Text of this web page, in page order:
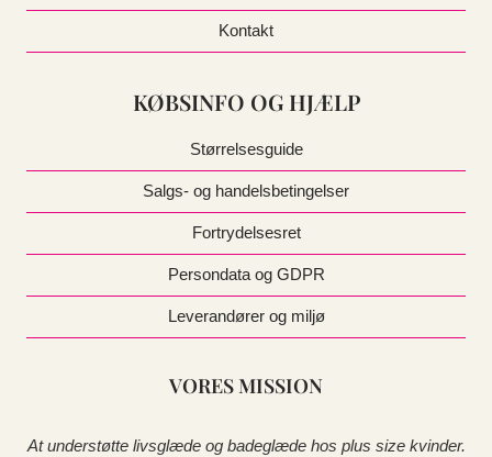
Kontakt
KØBSINFO OG HJÆLP
Størrelsesguide
Salgs- og handelsbetingelser
Fortrydelsesret
Persondata og GDPR
Leverandører og miljø
VORES MISSION
At understøtte livsglæde og badeglæde hos plus size kvinder.